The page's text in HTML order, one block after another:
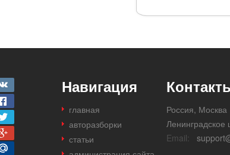
Навигация
главная
авторазборки
статьи
Россия, Москва
Ленинградское
Email: